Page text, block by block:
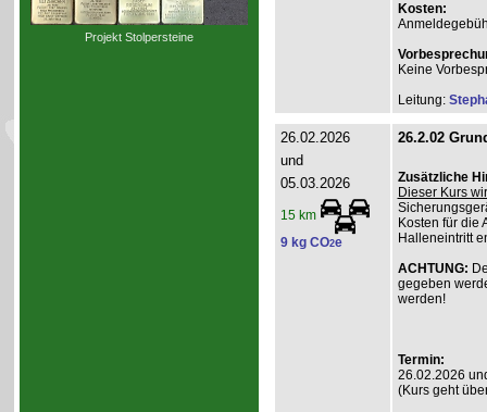
Projekt Stolpersteine
Kosten:
Keine
Leitung:
26.02.2026
und
05.03.2026
15 km
9 kg CO2e
26.2.02
Zusätzliche
Dieser Kurs
Kosten für die
Halleneintritt
ACHTUNG:
gegeben
werden!
Termin:
26.02.2026
(Kurs geht